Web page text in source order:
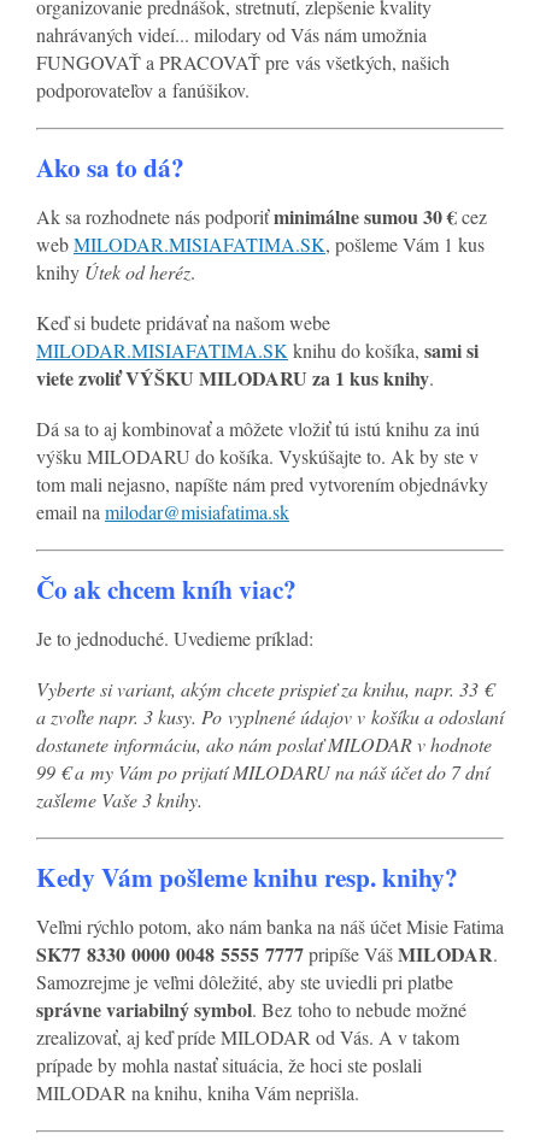
organizovanie prednášok, stretnutí, zlepšenie kvality
nahrávaných videí... milodary od Vás nám umožnia
FUNGOVAŤ a PRACOVAŤ pre vás všetkých, našich
podporovateľov a fanúšikov.
Ako sa to dá?
Ak sa rozhodnete nás podporiťminimálne sumou 30 €cez
webMILODAR.MISIAFATIMA.SK, pošleme Vám 1 kus
knihy Útek od heréz.
Keď si budete pridávať na našom webe
MILODAR.MISIAFATIMA.SK knihu do košíka, sami si
viete zvoliť VÝŠKU MILODARU za 1 kus knihy.
Dá sa to aj kombinovať a môžete vložiť tú istú knihu za inú
výšku MILODARU do košíka. Vyskúšajte to. Ak by ste v
tom mali nejasno, napíšte nám pred vytvorením objednávky
email na milodar@misiafatima.sk
Čo ak chcem kníh viac?
Je to jednoduché. Uvedieme príklad:
Vyberte si variant, akým chcete prispieť za knihu, napr. 33 €
a zvoľte napr. 3 kusy. Po vyplnené údajov v košíku a odoslaní
dostanete informáciu, ako nám poslať MILODAR v hodnote
99 € a my Vám po prijatí MILODARU na náš účet do 7 dní
zašleme Vaše 3 knihy.
Kedy Vám pošleme knihu resp. knihy?
Veľmi rýchlo potom, ako nám banka na náš účet Misie Fatima
SK77 8330 0000 0048 5555 7777pripíše VášMILODAR.
Samozrejme je veľmi dôležité, aby ste uviedli pri platbe
správne variabilný symbol. Bez toho to nebude možné
zrealizovať, aj keď príde MILODAR od Vás. A v takom
prípade by mohla nastať situácia, že hoci ste poslali
MILODAR na knihu, kniha Vám neprišla.